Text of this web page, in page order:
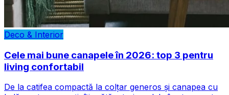
Deco & Interior
Cele mai bune canapele în 2026: top 3 pentru
living confortabil
De la catifea compactă la colțar generos și canapea cu